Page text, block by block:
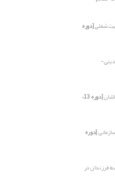
شغلی[دوره
[دوره 13،
[دوره
فرزندان در